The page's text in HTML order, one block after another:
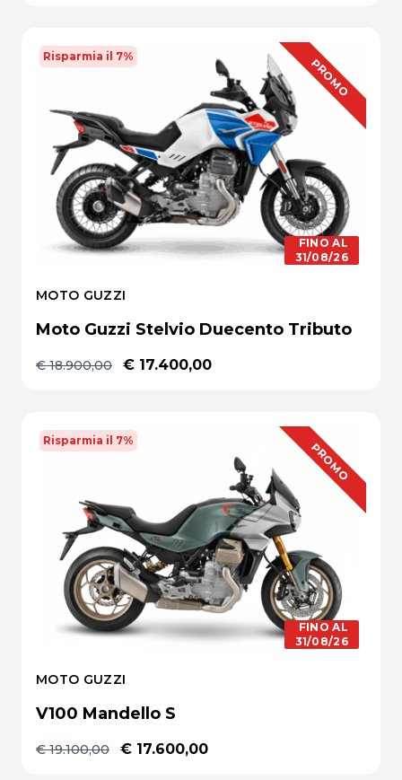
OFFERTA
PROMO
FINO AL
31/08/26
Risparmia il 7%
MOTO GUZZI
Moto Guzzi Stelvio Duecento Tributo
€ 18.900,00 € 17.400,00
OFFERTA
PROMO
FINO AL
31/08/26
Risparmia il 7%
MOTO GUZZI
V100 Mandello S
€ 19.100,00 € 17.600,00